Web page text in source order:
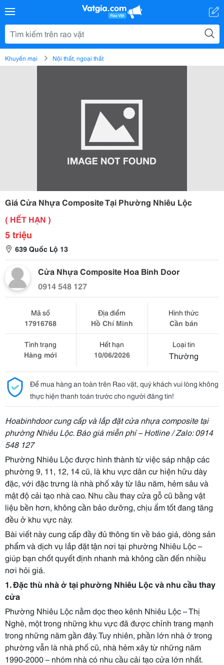
Khuyến mại Nội thất, ngoại thất
Giá Cửa Nhựa Composite Tại Phường Nhiêu Lộc
( HẾT HẠN )
5 triệu
639 Quốc Lộ 13
Cửa Nhựa Composite Hoa Binh Door
0914 548 127
Mã số
17916768
Địa điểm
Hồ Chí Minh
Hình thức
Cần bán
Tình trạng
Hàng mới
Hết hạn
10/06/2026
Loại tin
Thường
Để mua hàng an toàn trên Rao vặt, quý khách vui lòng không
thực hiện thanh toán trước cho người đăng tin!
Hoabinhdoor cung cấp và lắp đặt cửa nhựa composite tại
phường Nhiêu Lộc. Báo giá miễn phí – Hotline / Zalo: 0914
548 127
Phường Nhiêu Lộc được hình thành từ việc sáp nhập các
phường 9, 11, 12, 14 cũ, là khu vực dân cư hiện hữu dày
đặc, với đặc trưng là nhà phố xây từ lâu năm, hẻm sâu và
mật độ cải tạo nhà cao. Nhu cầu thay cửa gỗ cũ bằng vật
liệu bền hơn, không cần bảo dưỡng, chịu ẩm tốt đang tăng
đều ở khu vực này.
Bài viết này cung cấp đầy đủ thông tin về báo giá, dòng sản
phẩm và dịch vụ lắp đặt tận nơi tại phường Nhiêu Lộc –
giúp bạn chốt quyết định nhanh mà không cần đến nhiều
nơi hỏi giá.
1. Đặc thù nhà ở tại phường Nhiêu Lộc và nhu cầu thay
cửa
Phường Nhiêu Lộc nằm dọc theo kênh Nhiêu Lộc – Thị
Nghè, một trong những khu vực đã được chỉnh trang mạnh
trong những năm gần đây. Tuy nhiên, phần lớn nhà ở trong
phường vẫn là nhà phố cũ, nhà hẻm xây từ những năm
1990-2000 – nhóm nhà có nhu cầu cải tạo cửa lớn nhất.